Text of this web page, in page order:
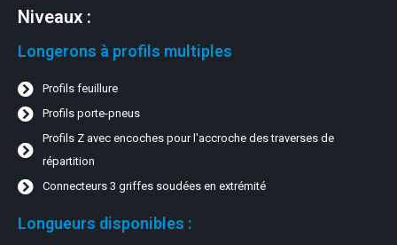
Niveaux :
Longerons à profils multiples
Profils feuillure
Profils porte-pneus
Profils Z avec encoches pour l'accroche des traverses de
répartition
Connecteurs 3 griffes soudées en extrémité
Longueurs disponibles :